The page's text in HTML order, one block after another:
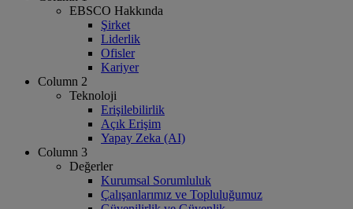
EBSCO Hakkında
Şirket
Liderlik
Ofisler
Kariyer
Column 2
Teknoloji
Erişilebilirlik
Açık Erişim
Yapay Zeka (AI)
Column 3
Değerler
Kurumsal Sorumluluk
Çalışanlarımız ve Topluluğumuz